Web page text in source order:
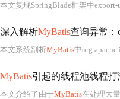
本文复现SpringBlade框架中
深入解析MyBatis查询异常：
本文系统剖析MyBatis中
MyBatis引起的线程池线程打
本文介绍了由于MyBatis在处理大